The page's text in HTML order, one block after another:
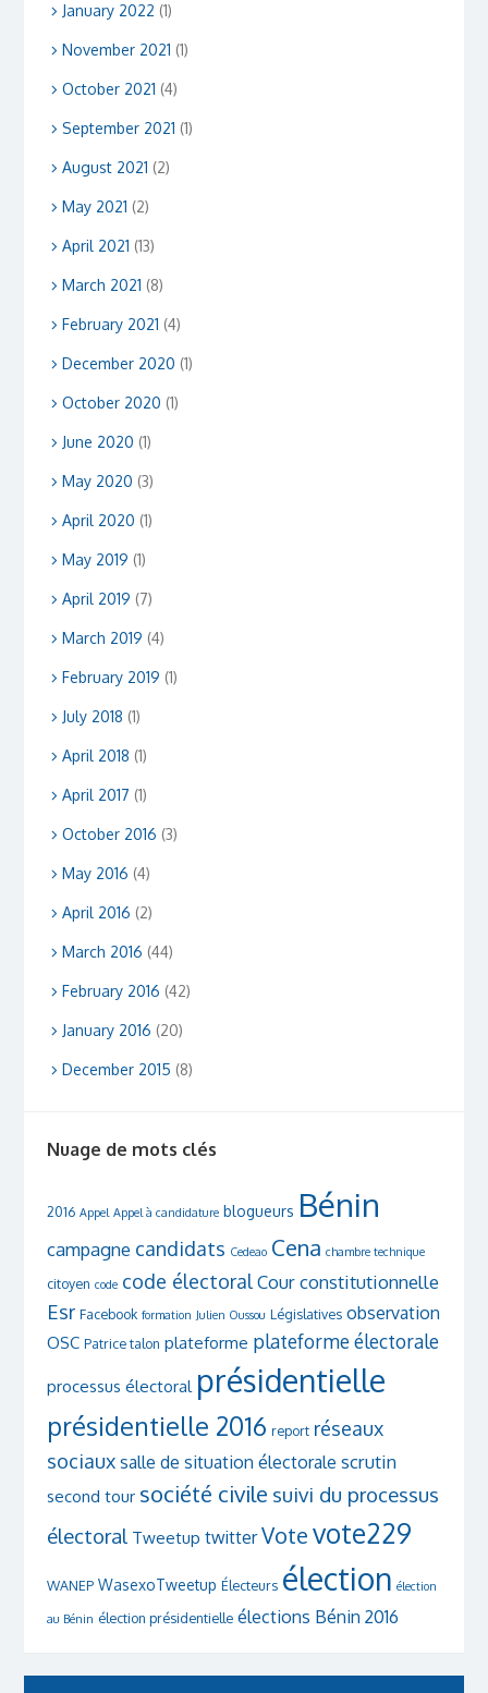
January 2022 (1)
November 2021 (1)
October 2021 (4)
September 2021 (1)
August 2021 (2)
May 2021 (2)
April 2021 (13)
March 2021 (8)
February 2021 (4)
December 2020 (1)
October 2020 (1)
June 2020 (1)
May 2020 (3)
April 2020 (1)
May 2019 (1)
April 2019 (7)
March 2019 (4)
February 2019 (1)
July 2018 (1)
April 2018 (1)
April 2017 (1)
October 2016 (3)
May 2016 (4)
April 2016 (2)
March 2016 (44)
February 2016 (42)
January 2016 (20)
December 2015 (8)
Nuage de mots clés
2016 Appel Appel à candidature blogueurs Bénin
campagne candidats Cedeao Cena chambre technique
citoyen code code électoral Cour constitutionnelle
Esr Facebook formation Julien Oussou Législatives observation
OSC Patrice talon plateforme plateforme électorale
processus électoral présidentielle
présidentielle 2016 report réseaux
sociaux salle de situation électorale scrutin
second tour société civile suivi du processus
électoral Tweetup twitter Votevote229
WANEP WasexoTweetup Électeurs élection élection
au Bénin élection présidentielle élections Bénin 2016